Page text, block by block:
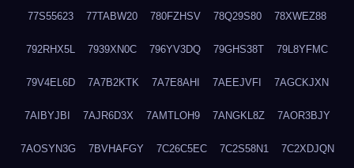
77S55623 77TABW20 780FZHSV 78Q29S80 78XWEZ88
792RHX5L 7939XN0C 796YV3DQ 79GHS38T 79L8YFMC
79V4EL6D 7A7B2KTK 7A7E8AHI 7AEEJVFI 7AGCKJXN
7AIBYJBI 7AJR6D3X 7AMTLOH9 7ANGKL8Z 7AOR3BJY
7AOSYN3G 7BVHAFGY 7C26C5EC 7C2S58N1 7C2XDJQN